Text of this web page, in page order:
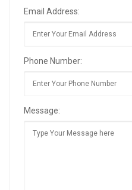
Email Address:
Phone Number:
Message: